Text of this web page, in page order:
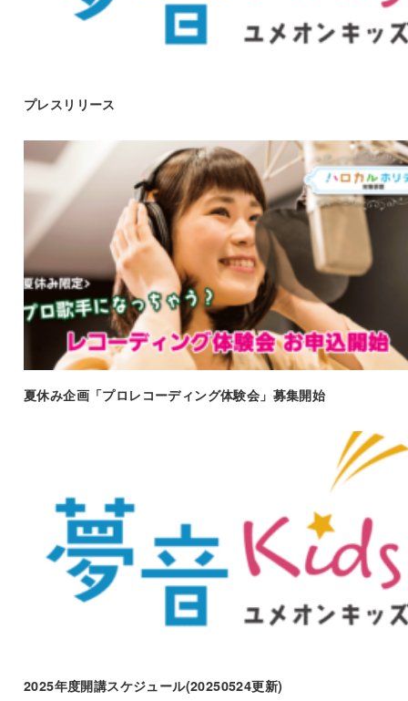
プレスリリース
夏休み企画「プロレコーディング体験会」募集開始
2025年度開講スケジュール(20250524更新)